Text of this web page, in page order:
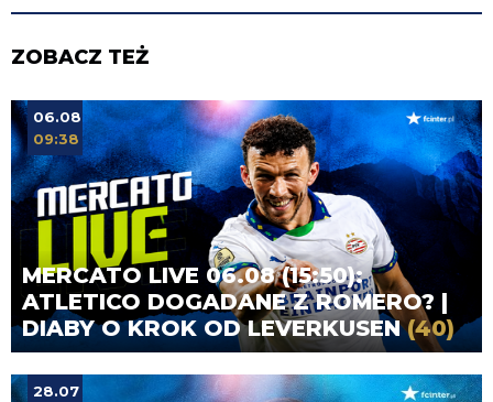
ZOBACZ TEŻ
MERCATO LIVE 06.08 (15:50):
ATLETICO DOGADANE Z ROMERO? |
DIABY O KROK OD LEVERKUSEN(40)
06.08
09:38
28.07